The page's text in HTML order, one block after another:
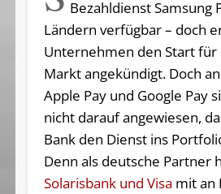
Bezahldienst Samsung
Ländern verfügbar – doch
Unternehmen den Start für
Markt angekündigt. Doch
Apple Pay und Google Pay
nicht darauf angewiesen,
Bank den Dienst ins
Denn als deutsche Partner
Solarisbank und Visa mit an